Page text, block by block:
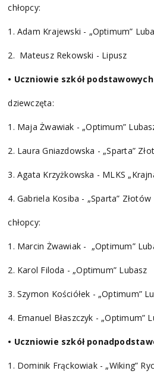
chłopcy:
1. Adam Krajewski - „Optimum”
2. Mateusz Rekowski - Lipusz
• Uczniowie szkół
dziewczęta:
1. Maja Żwawiak - „Optimum”
2. Laura Gniazdowska - „Sparta”
3. Agata Krzyżkowska - MLKS
4. Gabriela Kosiba - „Sparta” Złotów
chłopcy:
1. Marcin Żwawiak - „Optimum”
2. Karol Filoda - „Optimum” Lubasz
3. Szymon Kościółek - „Optimum”
4. Emanuel Błaszczyk - „Optimum”
• Uczniowie szkół
1. Dominik Frąckowiak - „Wiking”